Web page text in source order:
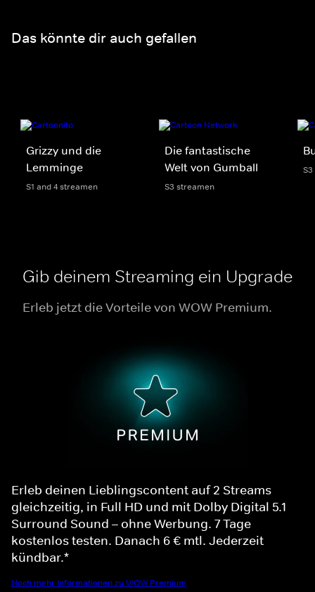
Das könnte dir auch gefallen
Grizzy und die
Lemminge
S1 and 4 streamen
Die fantastische
Welt von Gumball
S3 streamen
Gib deinem Streaming ein Upgrade
Erleb jetzt die Vorteile von WOW Premium.
Erleb deinen Lieblingscontent auf 2 Streams
gleichzeitig, in Full HD und mit Dolby Digital 5.1
Surround Sound – ohne Werbung. 7 Tage
kostenlos testen. Danach 6 € mtl. Jederzeit
kündbar.*
Noch mehr Informationen zu WOW Premium